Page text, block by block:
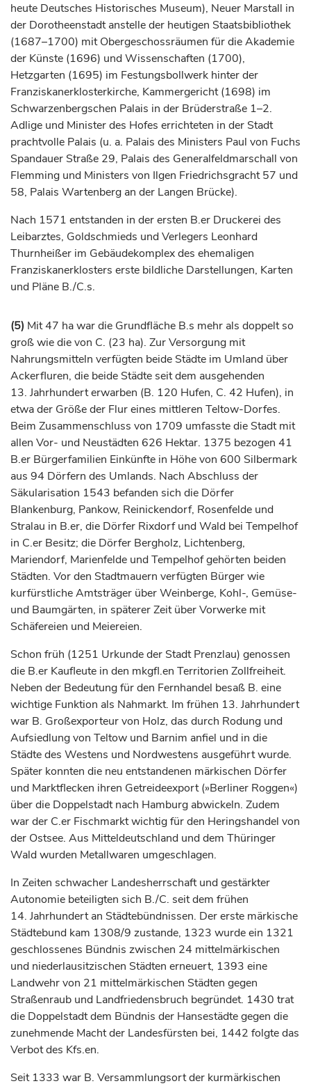
heute Deutsches Historisches Museum), Neuer Marstall in
der Dorotheenstadt anstelle der heutigen Staatsbibliothek
(1687–1700) mit Obergeschossräumen für die Akademie
der Künste (1696) und Wissenschaften (1700),
Hetzgarten (1695) im Festungsbollwerk hinter der
Franziskanerklosterkirche, Kammergericht (1698) im
Schwarzenbergschen Palais in der Brüderstraße 1–2.
Adlige und Minister des Hofes errichteten in der Stadt
prachtvolle Palais (u. a. Palais des Ministers Paul von Fuchs
Spandauer Straße 29, Palais des Generalfeldmarschall von
Flemming und Ministers von Ilgen Friedrichsgracht 57 und
58, Palais Wartenberg an der Langen Brücke).
Nach 1571 entstanden in der ersten B.er Druckerei des
Leibarztes, Goldschmieds und Verlegers Leonhard
Thurnheißer im Gebäudekomplex des ehemaligen
Franziskanerklosters erste bildliche Darstellungen, Karten
und Pläne B./C.s.
(5) Mit 47 ha war die Grundfläche B.s mehr als doppelt so
groß wie die von C. (23 ha). Zur Versorgung mit
Nahrungsmitteln verfügten beide Städte im Umland über
Ackerfluren, die beide Städte seit dem ausgehenden
13. Jahrhunderterwarben (B. 120 Hufen, C. 42 Hufen), in
etwa der Größe der Flur eines mittleren Teltow-Dorfes.
Beim Zusammenschluss von 1709 umfasste die Stadt mit
allen Vor- und Neustädten 626 Hektar. 1375 bezogen 41
B.er Bürgerfamilien Einkünfte in Höhe von 600 Silbermark
aus 94 Dörfern des Umlands. Nach Abschluss der
Säkularisation 1543 befanden sich die Dörfer
Blankenburg, Pankow, Reinickendorf, Rosenfelde und
Stralau in B.er, die Dörfer Rixdorf und Wald bei Tempelhof
in C.er Besitz; die Dörfer Bergholz, Lichtenberg,
Mariendorf, Marienfelde und Tempelhof gehörten beiden
Städten. Vor den Stadtmauern verfügten Bürger wie
kurfürstlicheAmtsträger über Weinberge, Kohl-, Gemüse-
und Baumgärten, in späterer Zeit über Vorwerke mit
Schäfereien und Meiereien.
Schon früh (1251 Urkunde der Stadt Prenzlau) genossen
die B.er Kaufleute in den mkgfl.en Territorien Zollfreiheit.
Neben der Bedeutung für den Fernhandel besaß B. eine
wichtige Funktion als Nahmarkt. Im frühen 13. Jahrhundert
war B. Großexporteur von Holz, das durch Rodung und
Aufsiedlung von Teltow und Barnim anfiel und in die
Städte des Westens und Nordwestens ausgeführt wurde.
Später konnten die neu entstandenen märkischen Dörfer
und Marktflecken ihren Getreideexport (»Berliner Roggen«)
über die Doppelstadt nach Hamburg abwickeln. Zudem
war der C.er Fischmarkt wichtig für den Heringshandel von
der Ostsee. Aus Mitteldeutschland und dem Thüringer
Wald wurden Metallwaren umgeschlagen.
In Zeiten schwacher Landesherrschaft und gestärkter
Autonomie beteiligten sich B./C. seit dem frühen
14. Jahrhundertan Städtebündnissen. Der erste märkische
Städtebund kam 1308/9 zustande, 1323 wurde ein 1321
geschlossenes Bündnis zwischen 24 mittelmärkischen
und niederlausitzischen Städten erneuert, 1393 eine
Landwehr von 21 mittelmärkischen Städten gegen
Straßenraub und Landfriedensbruch begründet. 1430 trat
die Doppelstadt dem Bündnis der Hansestädte gegen die
zunehmende Macht der Landesfürsten bei, 1442 folgte das
Verbot des Kfs.en.
Seit 1333 war B. Versammlungsort der kurmärkischen